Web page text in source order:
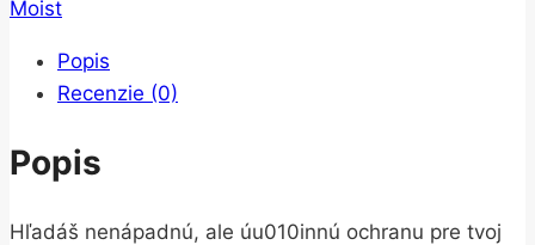
Moist
Popis
Recenzie (0)
Popis
Hľadáš nenápadnú, ale úu010innú ochranu pre tvoj